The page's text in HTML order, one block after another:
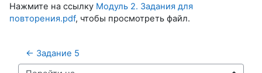
Нажмите на ссылку Модуль 2. Задания для
повторения.pdf, чтобы просмотреть файл.
← Задание 5